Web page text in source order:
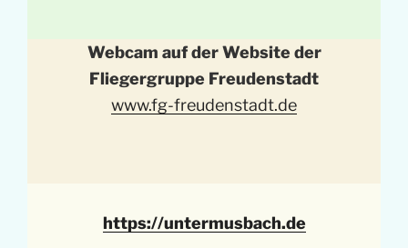
Webcam auf der Website der
Fliegergruppe Freudenstadt
www.fg-freudenstadt.de
https://untermusbach.de